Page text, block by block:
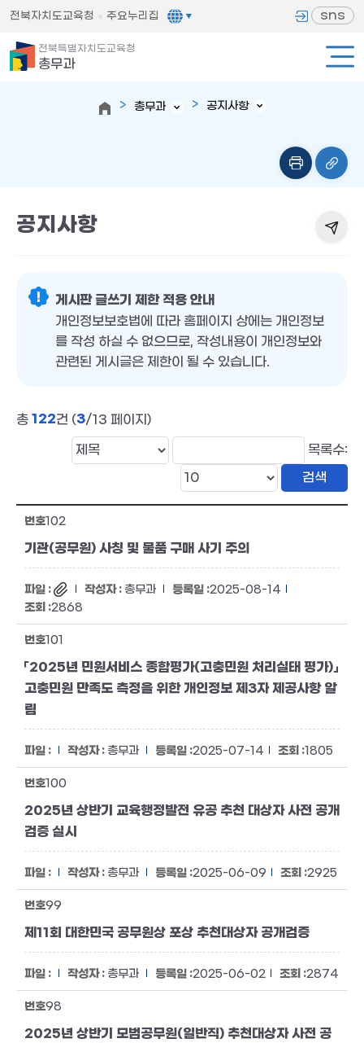
전북자치도교육청 주요누리집 sns
전북특별자치도교육청
총무과
총무과 공지사항
공지사항
게시판 글쓰기 제한 적용 안내
개인정보보호법에 따라 홈페이지 상에는 개인정보
를 작성 하실 수 없으므로, 작성내용이 개인정보와
관련된 게시글은 제한이 될 수 있습니다.
총 122건 (3/13 페이지)
목록수:
102
기관(공무원) 사칭 및 물품 구매 사기 주의
총무과
2025-08-14
2868
101
「2025년 민원서비스 종합평가(고충민원 처리실태 평가)」
고충민원 만족도 측정을 위한 개인정보 제3자 제공사항 알
림
총무과 2025-07-14 1805
100
2025년 상반기 교육행정발전 유공 추천 대상자 사전 공개
검증 실시
총무과 2025-06-09 2925
99
제11회 대한민국 공무원상 포상 추천대상자 공개검증
총무과 2025-06-02 2874
98
2025년 상반기 모범공무원(일반직) 추천대상자 사전 공